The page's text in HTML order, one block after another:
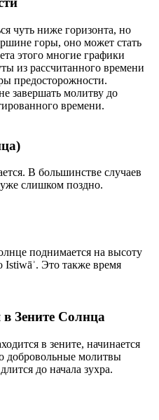
чуть ниже горизонта, но
горы, оно может стать
этого многие графики
из рассчитанного времени
предосторожности.
завершать молитву до
времени.
В большинстве случаев
слишком поздно.
поднимается на высоту
Istiwāʾ. Это также время
Зените Солнца
в зените, начинается
добровольные молитвы
до начала зухра.